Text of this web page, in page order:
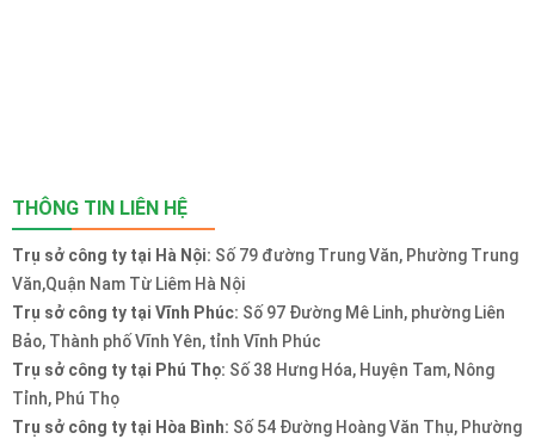
THÔNG TIN LIÊN HỆ
Trụ sở công ty tại Hà Nội: Số 79 đường Trung Văn, Phường Trung
Văn,Quận Nam Từ Liêm Hà Nội
Trụ sở công ty tại Vĩnh Phúc: Số 97 Đường Mê Linh, phường Liên
Bảo, Thành phố Vĩnh Yên, tỉnh Vĩnh Phúc
Trụ sở công ty tại Phú Thọ: Số 38 Hưng Hóa, Huyện Tam, Nông
Tỉnh, Phú Thọ
Trụ sở công ty tại Hòa Bình: Số 54 Đường Hoàng Văn Thụ, Phường